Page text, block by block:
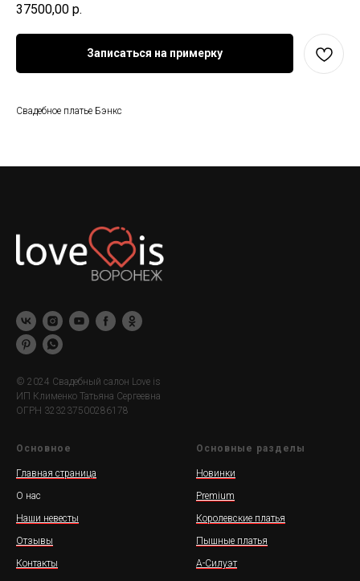
37500,00 р.
Записаться на примерку
Свадебное платье Бэнкс
© 2024 Свадебный салон Love is
ИП Клименко Татьяна Сергеевна
ОГРН 323237500286178
Основное
Главная страница
О нас
Наши невесты
Отзывы
Контакты
Основные разделы
Новинки
Premium
Королевские платья
Пышные платья
А-Силуэт